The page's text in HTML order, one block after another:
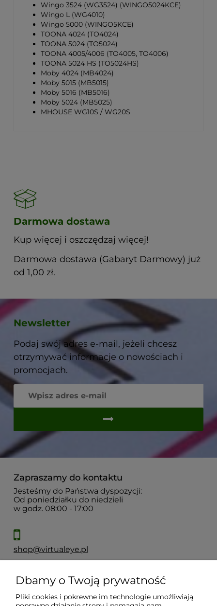
Wingo 3524 (WG3524) (WINGO5024KCE)
Wingo L (WG4010)
Wingo 5000 (WINGO5KCE)
TOONA 4024 (TO4024)
TOONA 5024 (TO5024)
TOONA 4005/4006 (TO4005, TO4006)
TOONA 5024 HS (TO5024HS)
Moby 4024 (MB4024)
Moby 5015 (MB5015)
Moby 5016 (MB5016)
Moby 5024 (MB5025)
MHOUSE WG10S / WG20S
Darmowa dostawa
Kup więcej i oszczędzaj więcej!
Darmowa dostawa (Gabaryt Darmowy) już
od 1,00 zł.
Newsletter
Podaj swój adres e-mail, jeżeli chcesz
otrzymywać informacje o nowościach i
promocjach.
Zapraszamy do kontaktu
Jesteśmy do Państwa dyspozycji:
Od poniedziałku do niedzieli
w godz. 08:00 - 17:00
shop@virtualeye.pl
Moje konto
Dbamy o Twoją prywatność
Pliki cookies i pokrewne im technologie umożliwiają